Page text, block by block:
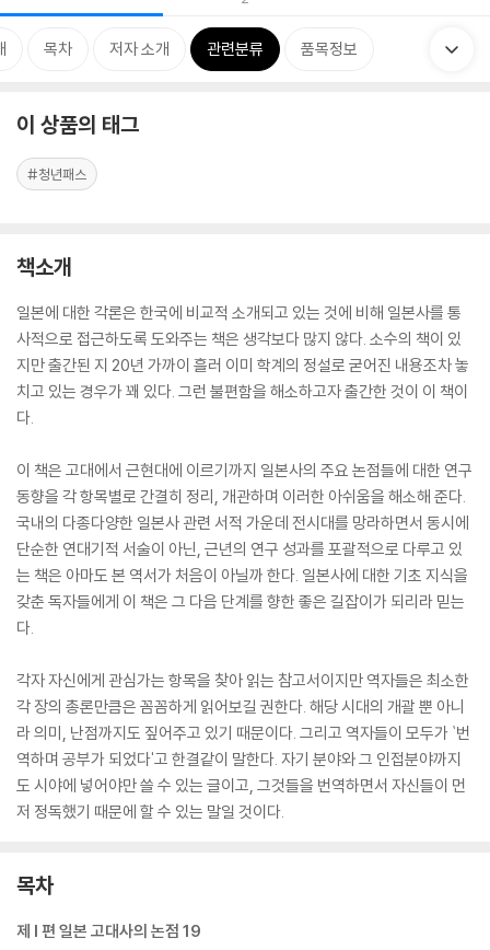
목차 저자 소개 관련분류 품목정보
이 상품의 태그
#청년패스
책소개
일본에 대한 각론은 한국에 비교적 소개되고 있는 것에 비해 일본사를 통
사적으로 접근하도록 도와주는 책은 생각보다 많지 않다. 소수의 책이 있
지만 출간된 지 20년 가까이 흘러 이미 학계의 정설로 굳어진 내용조차 놓
치고 있는 경우가 꽤 있다. 그런 불편함을 해소하고자 출간한 것이 이 책이
다.
이 책은 고대에서 근현대에 이르기까지 일본사의 주요 논점들에 대한 연구
동향을 각 항목별로 간결히 정리, 개관하며 이러한 아쉬움을 해소해 준다.
국내의 다종다양한 일본사 관련 서적 가운데 전시대를 망라하면서 동시에
단순한 연대기적 서술이 아닌, 근년의 연구 성과를 포괄적으로 다루고 있
는 책은 아마도 본 역서가 처음이 아닐까 한다. 일본사에 대한 기초 지식을
갖춘 독자들에게 이 책은 그 다음 단계를 향한 좋은 길잡이가 되리라 믿는
다.
각자 자신에게 관심가는 항목을 찾아 읽는 참고서이지만 역자들은 최소한
각 장의 총론만큼은 꼼꼼하게 읽어보길 권한다. 해당 시대의 개괄 뿐 아니
라 의미, 난점까지도 짚어주고 있기 때문이다. 그리고 역자들이 모두가 `번
역하며 공부가 되었다'고 한결같이 말한다. 자기 분야와 그 인접분야까지
도 시야에 넣어야만 쓸 수 있는 글이고, 그것들을 번역하면서 자신들이 먼
저 정독했기 때문에 할 수 있는 말일 것이다.
목차
제 I 편 일본 고대사의 논점 19